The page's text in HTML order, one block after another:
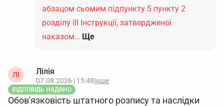
абзацом сьомим підпункту 5 пункту 2
розділу ІІІ Інструкції, затвердженої
наказом… Ще
ЛІ Лілія
07.08.2026 | 15:48Інше
ВІДПОВІДЬ НАДАНО
Обов'язковість штатного розпису та наслідки